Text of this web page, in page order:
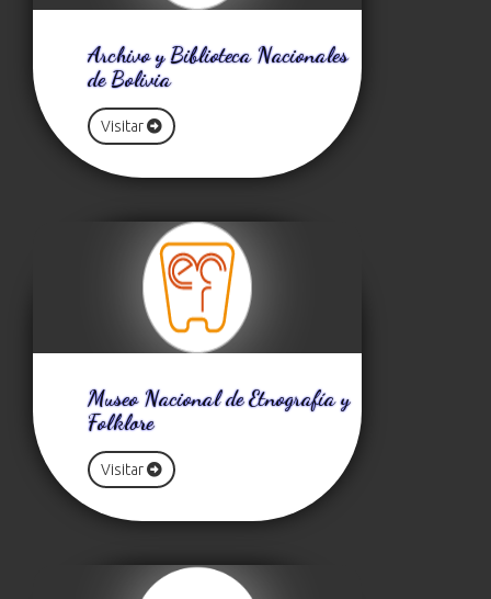
Archivo y Biblioteca Nacionales
de Bolivia
Visitar
Museo Nacional de Etnografía y
Folklore
Visitar